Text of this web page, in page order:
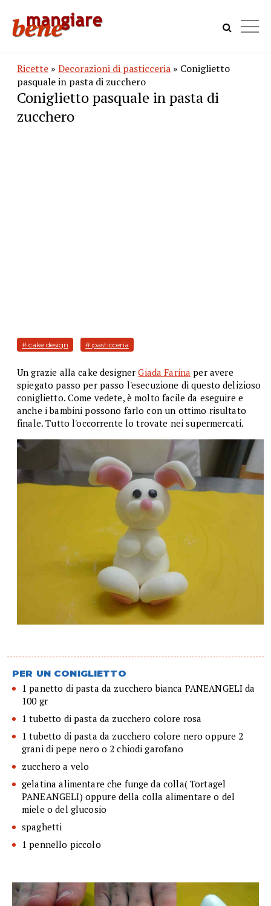
Ricette » Decorazioni di pasticceria » Coniglietto
pasquale in pasta di zucchero
Coniglietto pasquale in pasta di
zucchero
# cake design # pasticceria
Un grazie alla cake designerGiada Farina per avere
spiegato passo per passo l'esecuzione di questo delizioso
coniglietto. Come vedete, è molto facile da eseguire e
anche i bambini possono farlo con un ottimo risultato
finale. Tutto l'occorrente lo trovate nei supermercati.
PER UN CONIGLIETTO
1 panetto di pasta da zucchero bianca PANEANGELI da
100 gr
1 tubetto di pasta da zucchero colore rosa
1 tubetto di pasta da zucchero colore nero oppure 2
grani di pepe nero o 2 chiodi garofano
zucchero a velo
gelatina alimentare che funge da colla( Tortagel
PANEANGELI) oppure della colla alimentare o del
miele o del glucosio
spaghetti
1 pennello piccolo